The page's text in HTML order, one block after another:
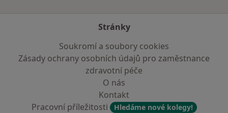
Stránky
Soukromí a soubory cookies
Zásady ochrany osobních údajů pro zaměstnance
zdravotní péče
O nás
Kontakt
Pracovní příležitosti
Hledáme nové kolegy!